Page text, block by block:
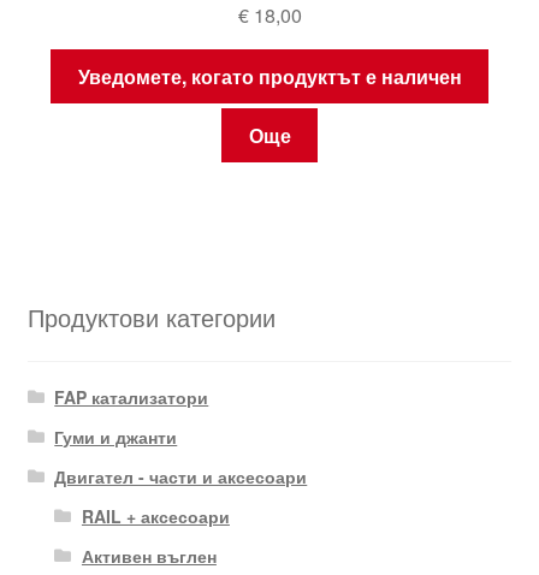
€18,00
Уведомете, когато продуктът е наличен
Още
Продуктови категории
FAP катализатори
Гуми и джанти
Двигател - части и аксесоари
RAIL + аксесоари
Активен въглен